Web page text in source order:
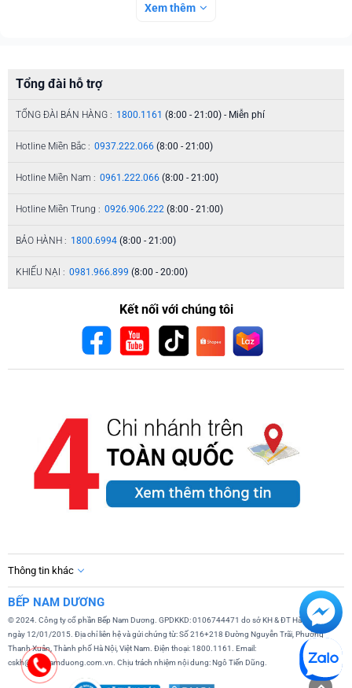
Xem thêm
Tổng đài hỗ trợ
TỔNG ĐÀI BÁN HÀNG : 1800.1161 (8:00 - 21:00) - Miễn phí
Hotline Miền Bắc : 0937.222.066 (8:00 - 21:00)
Hotline Miền Nam : 0961.222.066 (8:00 - 21:00)
Hotline Miền Trung : 0926.906.222 (8:00 - 21:00)
BẢO HÀNH : 1800.6994 (8:00 - 21:00)
KHIẾU NẠI : 0981.966.899 (8:00 - 20:00)
Kết nối với chúng tôi
Thông tin khác
BẾP NAM DƯƠNG
© 2024. Công ty cổ phần Bếp Nam Dương. GPDKKD: 0106744471 do sở KH & ĐT Hà Nội cấp
ngày 12/01/2015. Địa chỉ liên hệ và gửi chứng từ: Số 216+218 Đường Nguyễn Trãi, Phường
Thanh Xuân, Thành phố Hà Nội, Việt Nam. Điện thoại: 1800.1161. Email:
cskh@bepnamduong.com.vn. Chịu trách nhiệm nội dung: Ngô Tiến Dũng.